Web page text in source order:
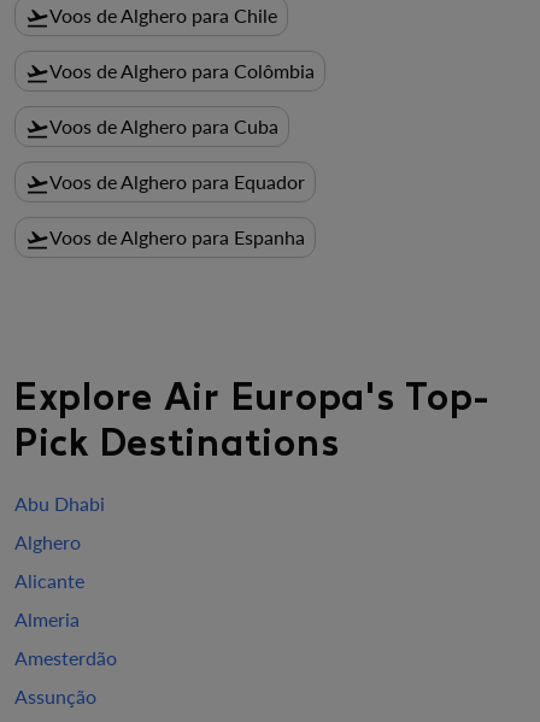
flight_takeoffVoos de Alghero para Chile
flight_takeoffVoos de Alghero para Colômbia
flight_takeoffVoos de Alghero para Cuba
flight_takeoffVoos de Alghero para Equador
flight_takeoffVoos de Alghero para Espanha
Explore Air Europa's Top-
Pick Destinations
Abu Dhabi
Alghero
Alicante
Almeria
Amesterdão
Assunção